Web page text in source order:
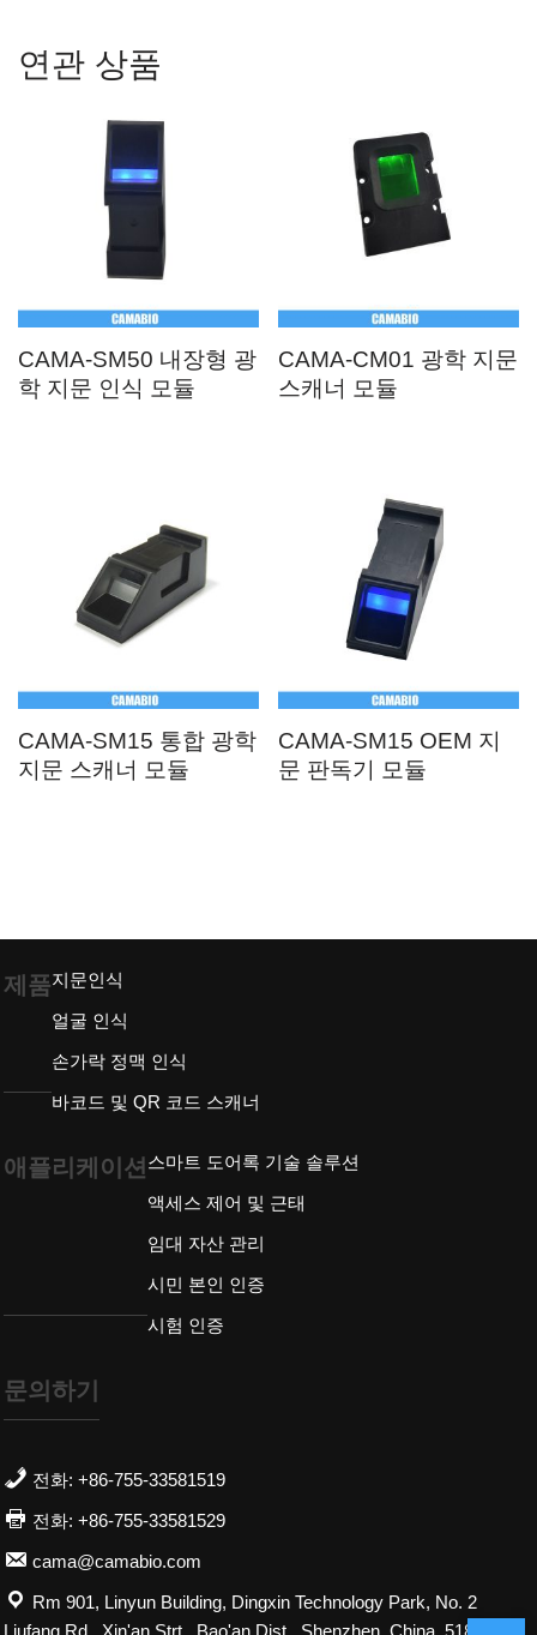
연관 상품
CAMA-SM50 내장형 광
학 지문 인식 모듈
CAMA-CM01 광학 지문
스캐너 모듈
CAMA-SM15 통합 광학
지문 스캐너 모듈
CAMA-SM15 OEM 지
문 판독기 모듈
제품지문인식
얼굴 인식
손가락 정맥 인식
바코드 및 QR 코드 스캐너
애플리케이션 스마트 도어록 기술 솔루션
액세스 제어 및 근태
임대 자산 관리
시민 본인 인증
시험 인증
문의하기
전화: +86-755-33581519
전화: +86-755-33581529
cama@camabio.com
Rm 901, Linyun Building, Dingxin Technology Park, No. 2
Liufang Rd., Xin'an Strt., Bao'an Dist., Shenzhen, China. 518101